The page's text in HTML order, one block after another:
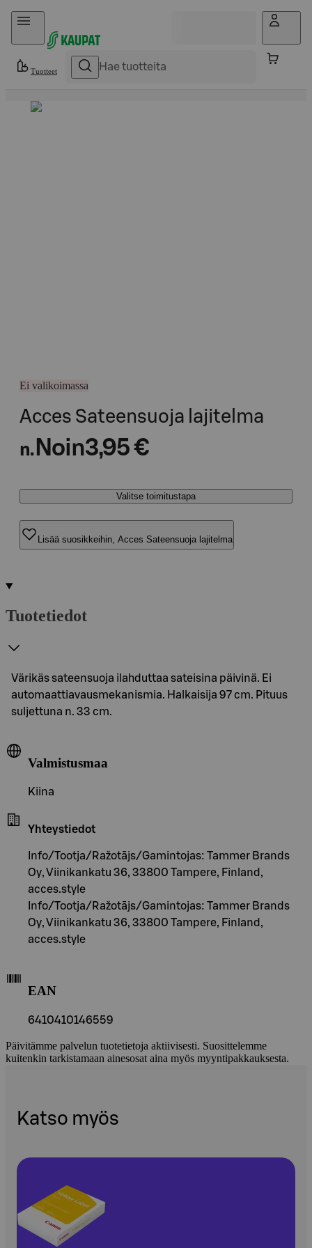
Hyppää sisältöön
Tuotteet
Ei valikoimassa
Acces Sateensuoja lajitelma
n. Noin3,95 €
Valitse toimitustapa
Lisää suosikkeihin, Acces Sateensuoja lajitelma
Tuotetiedot
Värikäs sateensuoja ilahduttaa sateisina päivinä. Ei
automaattiavausmekanismia. Halkaisija 97 cm. Pituus
suljettuna n. 33 cm.
Valmistusmaa
Kiina
Yhteystiedot
Info/Tootja/Ražotājs/Gamintojas: Tammer Brands
Oy, Viinikankatu 36, 33800 Tampere, Finland,
acces.style
Info/Tootja/Ražotājs/Gamintojas: Tammer Brands
Oy, Viinikankatu 36, 33800 Tampere, Finland,
acces.style
EAN
6410410146559
Päivitämme palvelun tuotetietoja aktiivisesti. Suosittelemme
kuitenkin tarkistamaan ainesosat aina myös myyntipakkauksesta.
Katso myös